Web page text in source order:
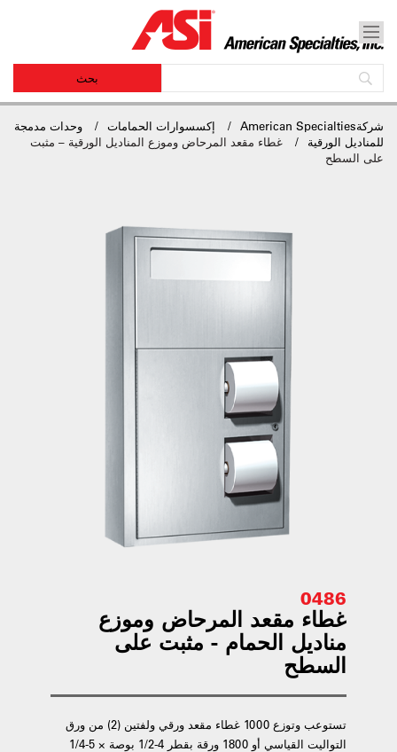
شركةAmerican Specialties إكسسوارات الحمامات
وحدات مدمجة
للمناديل الورقية
غطاء مقعد المرحاض وموزع المناديل الورقية – مثبت
على السطح
0486
غطاء مقعد المرحاض وموزع
مناديل الحمام - مثبت على
السطح
تستوعب وتوزع 1000 غطاء مقعد ورقي ولفتين (2) من ورق
التواليت القياسي أو 1800 ورقة بقطر 4-1/2 بوصة × 5-1/4